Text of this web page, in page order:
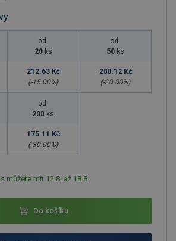
od
20 ks
212.63 Kč
(-15.00%)
od
50 ks
200.12 Kč
(-20.00%)
od
200 ks
175.11 Kč
(-30.00%)
můžete mít 12.8. až 18.8.
Do košíku